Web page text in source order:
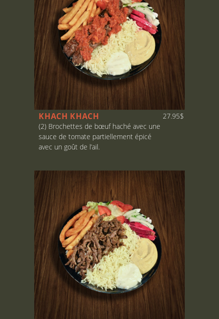
KHACH KHACH
27.95$
(2) Brochettes de bœuf haché avec une
sauce de tomate partiellement épicé
avec un goût de l’ail.